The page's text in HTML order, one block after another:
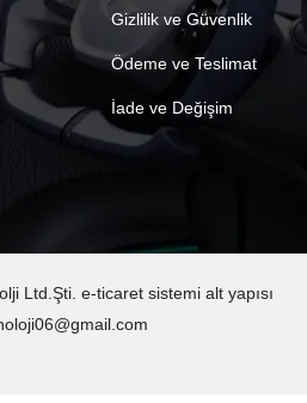
Gizlilik ve Güvenlik
Ödeme ve Teslimat
İade ve Değişim
Ltd.Şti. e-ticaret sistemi alt yapısı